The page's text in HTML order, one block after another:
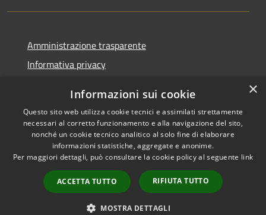
Amministrazione trasparente
Informativa privacy
Dichiarazione di accessibilità
RSS
Accessibilità
Copyright © 2026 • Comune di
Zeri • Powered by
Municipium•Accesso
×
Informazioni sui cookie
Questo sito web utilizza cookie tecnici e assimilati strettamente
necessari al corretto funzionamento e alla navigazione del sito,
nonché un cookie tecnico analitico al solo fine di elaborare
informazioni statistiche, aggregate e anonime.
Per maggiori dettagli, può consultare la cookie policy al seguente link
ACCETTA TUTTO RIFIUTA TUTTO
MOSTRA DETTAGLI